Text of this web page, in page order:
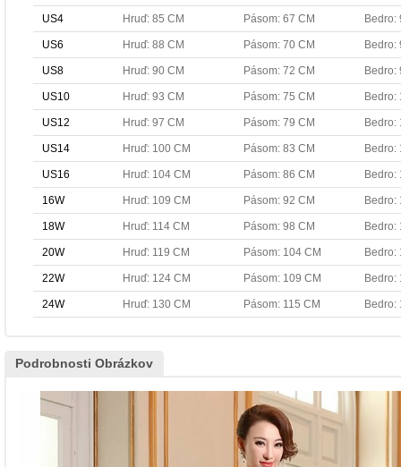
US4 Hruď: 85 CM Pásom: 67 CM Bedro:
US6 Hruď: 88 CM Pásom: 70 CM Bedro:
US8 Hruď: 90 CM Pásom: 72 CM Bedro:
US10 Hruď: 93 CM Pásom: 75 CM Bedro:
US12 Hruď: 97 CM Pásom: 79 CM Bedro:
US14 Hruď: 100 CM Pásom: 83 CM Bedro:
US16 Hruď: 104 CM Pásom: 86 CM Bedro:
16W Hruď: 109 CM Pásom: 92 CM Bedro:
18W Hruď: 114 CM Pásom: 98 CM Bedro:
20W Hruď: 119 CM Pásom: 104 CM Bedro:
22W Hruď: 124 CM Pásom: 109 CM Bedro:
24W Hruď: 130 CM Pásom: 115 CM Bedro:
Podrobnosti Obrázkov